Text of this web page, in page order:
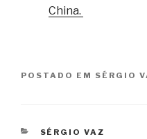
China.
POSTADO EM SÉRGIO
CATEGORIAS
SÉRGIO VAZ